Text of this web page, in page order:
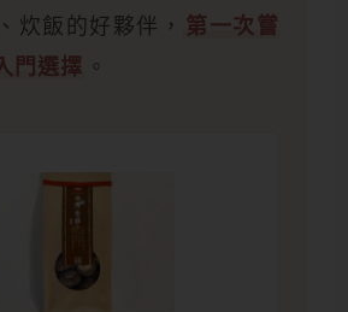
炊飯的好夥伴， 第一次嘗
門選擇 。